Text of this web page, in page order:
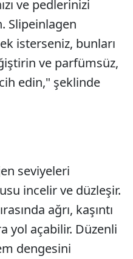
ve pedlerinizi
Slipeinlagen
isterseniz, bunları
ve parfümsüz,
edin," şeklinde
seviyeleri
incelir ve düzleşir.
ağrı, kaşıntı
yol açabilir. Düzenli
dengesini